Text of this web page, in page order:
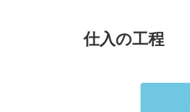
仕入の工程